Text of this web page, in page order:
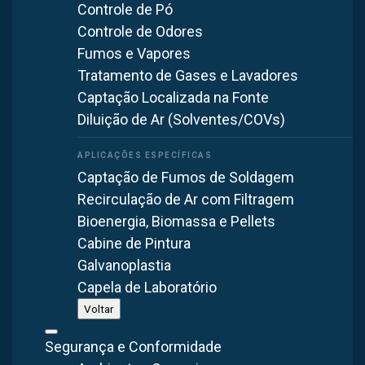
Controle de Pó
Controle de Odores
Fumos e Vapores
Tratamento de Gases e Lavadores
Captação Localizada na Fonte
Diluição de Ar (Solventes/COVs)
Captação de Fumos de Soldagem
Recirculação de Ar com Filtragem
Bioenergia, Biomassa e Pellets
Cabine de Pintura
Galvanoplastia
Capela de Laboratório
Voltar
Segurança e Conformidade
Aplicações do filtro de manga em São
Bernardo do Campo
O filtro de manga é amplamente utilizado na cidade de São
Bernardo do Campo em diversos segmentos industriais
que demandam controle de qualidade do ar e conforto
térmico. As principais aplicações incluem:
Indústria cimenteira e de mineração
Metalúrgicas e fundições
Indústria de alimentos e grãos
Indústria madeireira e moveleira
Indústria química e de fertilizantes
Indústria farmacêutica
Cada aplicação exige um dimensionamento específico,